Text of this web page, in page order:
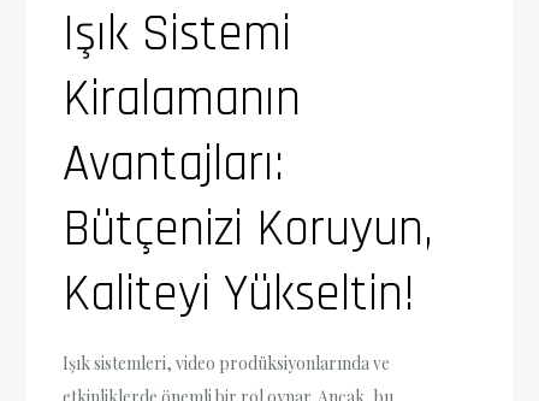
Işık Sistemi
Kiralamanın
Avantajları:
Bütçenizi Koruyun,
Kaliteyi Yükseltin!
Işık sistemleri, video prodüksiyonlarında ve
etkinliklerde önemli bir rol oynar. Ancak, bu